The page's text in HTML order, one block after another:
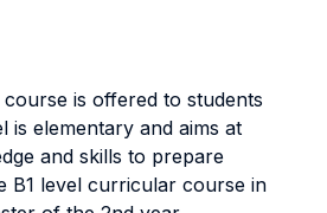
is offered to students
is elementary and aims at
and skills to prepare
B1 level curricular course in